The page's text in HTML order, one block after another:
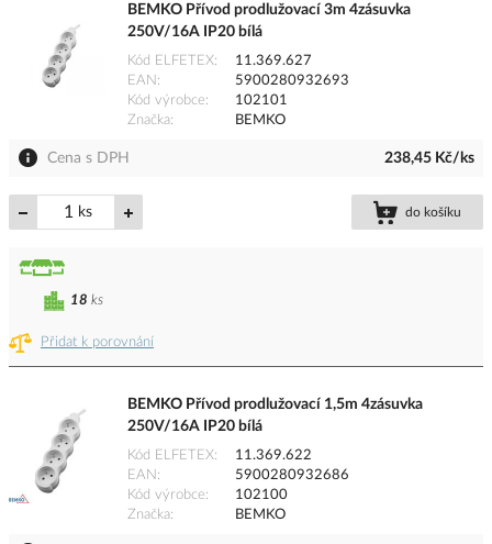
BEMKO Přívod prodlužovací 3m 4zásuvka
250V/16A IP20 bílá
Kód ELFETEX
11.369.627
EAN
5900280932693
Kód výrobce
102101
Značka
BEMKO
Cena s DPH 238,45 Kč/ks
ks do košíku
Přidat k porovnání
18 ks
BEMKO Přívod prodlužovací 1,5m 4zásuvka
250V/16A IP20 bílá
Kód ELFETEX
11.369.622
EAN
5900280932686
Kód výrobce
102100
Značka
BEMKO